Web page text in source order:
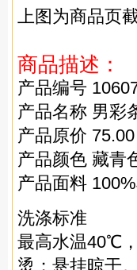
上图为商品页
商品描述：
产品编号
产品名称 男彩
产品原价 75.00
产品颜色 藏青
产品面料
洗涤标准
最高水温40℃
烫；悬挂晾干。